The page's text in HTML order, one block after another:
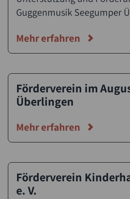
Guggenmusik Seegumper
Mehr erfahren
Förderverein im
Überlingen
Mehr erfahren
Förderverein
e. V.